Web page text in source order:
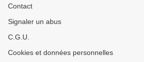
Contact
Signaler un abus
C.G.U.
Cookies et données personnelles